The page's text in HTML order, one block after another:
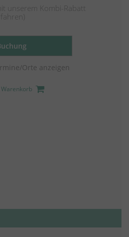
unserem Kombi-Rabatt
Orte anzeigen
Warenkorb